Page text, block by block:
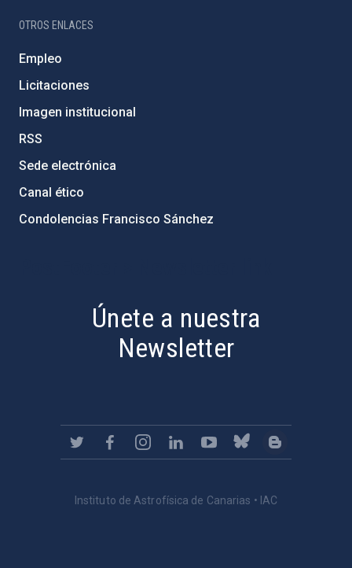
OTROS ENLACES
Empleo
Licitaciones
Imagen institucional
RSS
Sede electrónica
Canal ético
Condolencias Francisco Sánchez
Únete a nuestra
Newsletter
Instituto de Astrofísica de Canarias • IAC